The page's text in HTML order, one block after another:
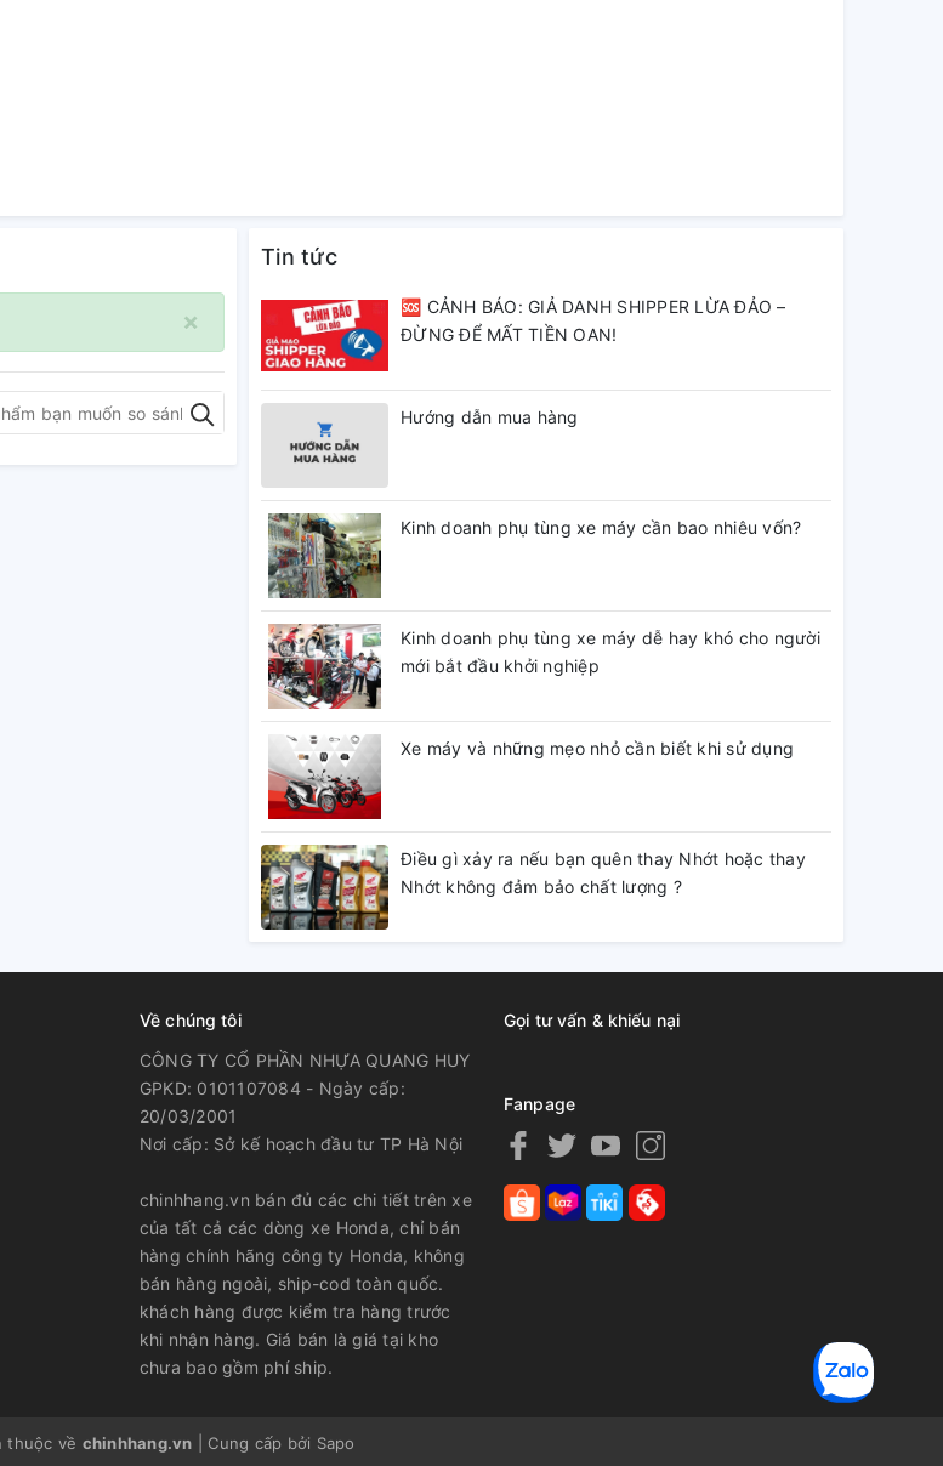
×
Tin tức
🆘 CẢNH BÁO: GIẢ DANH SHIPPER LỪA ĐẢO –
ĐỪNG ĐỂ MẤT TIỀN OAN!
Hướng dẫn mua hàng
Kinh doanh phụ tùng xe máy cần bao nhiêu vốn?
Kinh doanh phụ tùng xe máy dễ hay khó cho người
mới bắt đầu khởi nghiệp
Xe máy và những mẹo nhỏ cần biết khi sử dụng
Điều gì xảy ra nếu bạn quên thay Nhớt hoặc thay
Nhớt không đảm bảo chất lượng ?
Về chúng tôi
CÔNG TY CỔ PHẦN NHỰA QUANG HUY
GPKD: 0101107084 - Ngày cấp:
20/03/2001
Nơi cấp: Sở kế hoạch đầu tư TP Hà Nội
chinhhang.vn bán đủ các chi tiết trên xe
của tất cả các dòng xe Honda, chỉ bán
hàng chính hãng công ty Honda, không
bán hàng ngoài, ship-cod toàn quốc.
khách hàng được kiểm tra hàng trước
khi nhận hàng. Giá bán là giá tại kho
chưa bao gồm phí ship.
Gọi tư vấn & khiếu nại
Fanpage
thuộc về chinhhang.vn Cung cấp bởi Sapo